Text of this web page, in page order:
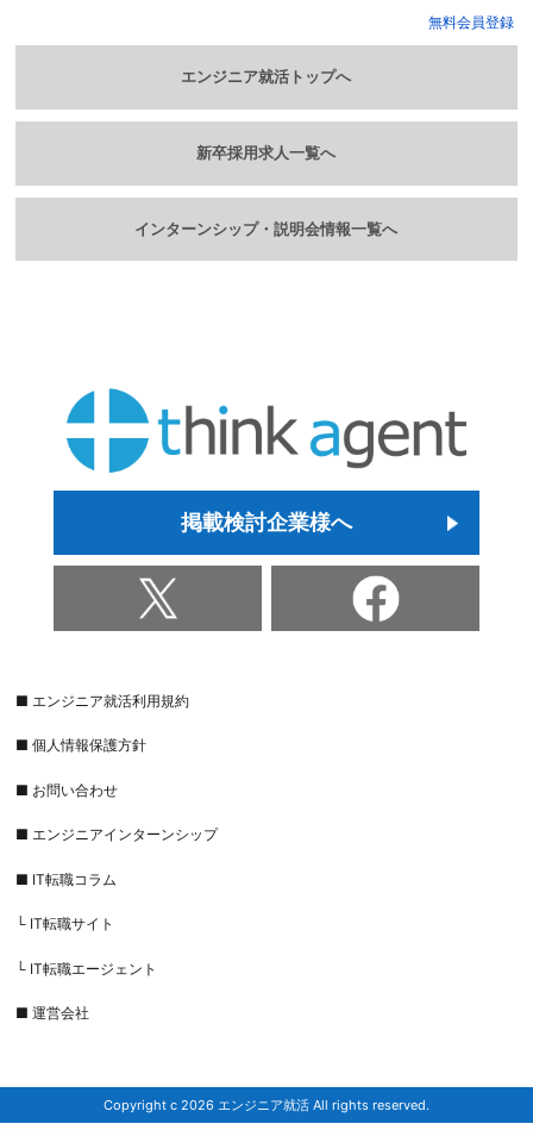
無料会員登録
エンジニア就活トップへ
新卒採用求人一覧へ
インターンシップ・説明会情報一覧へ
掲載検討企業様へ
■ エンジニア就活利用規約
■ 個人情報保護方針
■ お問い合わせ
■ エンジニアインターンシップ
■ IT転職コラム
└ IT転職サイト
└ IT転職エージェント
■ 運営会社
Copyright c 2026 エンジニア就活 All rights reserved.